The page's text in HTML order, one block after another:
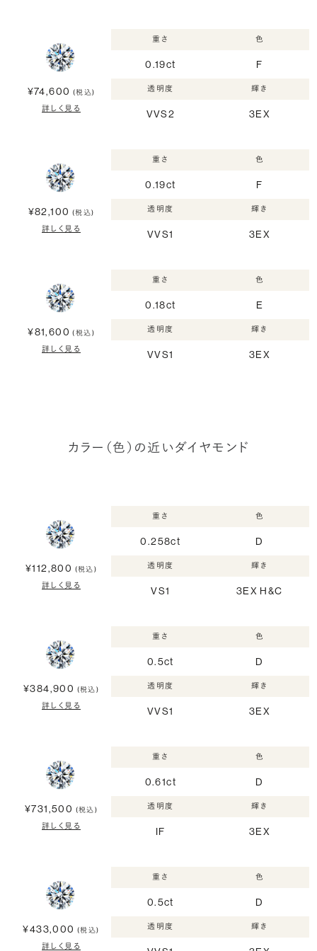
¥74,600 (税込)
詳しく見る
重さ
0.19ct
色
F
透明度
VVS2
輝き
3EX
¥82,100 (税込)
詳しく見る
重さ
0.19ct
色
F
透明度
VVS1
輝き
3EX
¥81,600 (税込)
詳しく見る
重さ
0.18ct
色
E
透明度
VVS1
輝き
3EX
カラー（色）の近いダイヤモンド
¥112,800 (税込)
詳しく見る
重さ
0.258ct
色
D
透明度
VS1
輝き
3EX H&C
¥384,900 (税込)
詳しく見る
重さ
0.5ct
色
D
透明度
VVS1
輝き
3EX
¥731,500 (税込)
詳しく見る
重さ
0.61ct
色
D
透明度
IF
輝き
3EX
¥433,000 (税込)
詳しく見る
重さ
0.5ct
色
D
透明度 輝き